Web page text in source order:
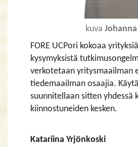
kuva Johanna
FORE UCPori kokoaa
kysymyksistä
verkotetaan yritysmaailman
tiedemaailman osaajia.
suunnitellaan sitten yhdessä
kiinnostuneiden kesken.
Katariina Yrjönkoski